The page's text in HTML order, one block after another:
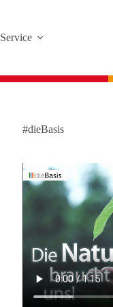
Service
#dieBasis